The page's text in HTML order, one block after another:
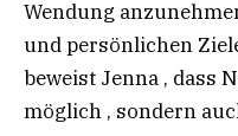
Wendung
und persönlichen
beweist Jenna , dass
möglich , sondern